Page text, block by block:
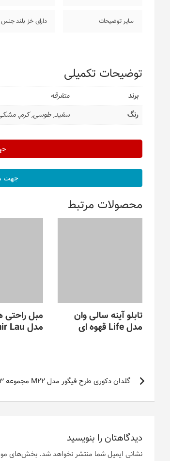
سایر توضیحات دارای خز بلند
توضیحات تکمیلی
برند
متفرقه
رنگ
سفید, طوسی, کرم,
جهت
محصولات مرتبط
تابلو آینه سالی وان
مدل Life قهوه ای
مبل راحتی
مدل Pamir Lau
راهبری
نوشتهگلدان دکوری طرح فیگور مدل M22 مجموعه 3 عددی
دیدگاهتان را بنویسید
نشانی ایمیل شما منتشر نخواهد شد. بخش‌های